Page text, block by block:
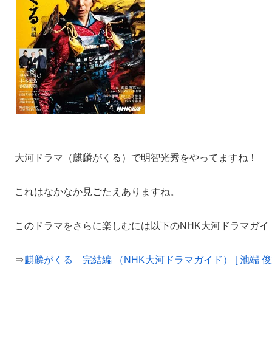
大河ドラマ（麒麟がくる）で明智光秀をやってますね！
これはなかなか見ごたえありますね。
このドラマをさらに楽しむには以下のNHK大河ドラマガ
⇒麒麟がくる 完結編 （NHK大河ドラマガイド） [ 池端